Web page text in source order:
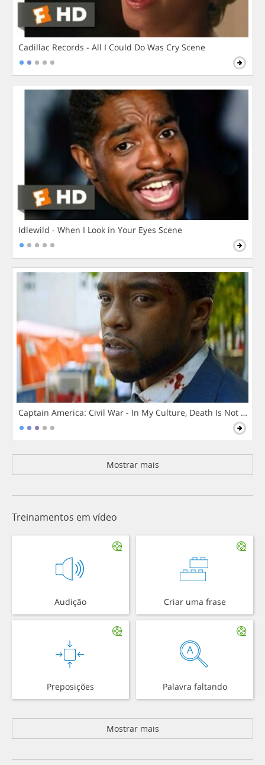
Cadillac Records - All I Could Do Was Cry Scene
Idlewild - When I Look in Your Eyes Scene
Captain America: Civil War - In My Culture, Death Is Not The
Mostrar mais
Treinamentos em vídeo
Audição Criar uma frase
Preposições Palavra faltando
Mostrar mais